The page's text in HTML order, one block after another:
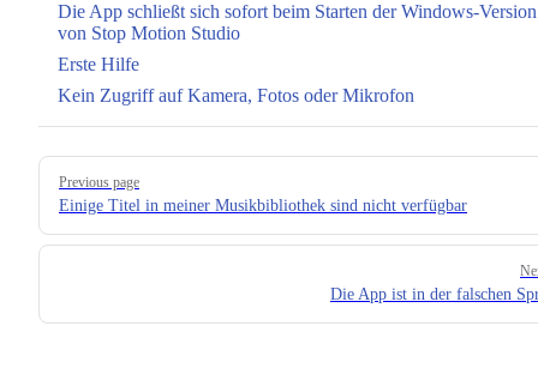
Die App schließt sich sofort beim Starten der Windows-Version
von Stop Motion Studio
Erste Hilfe
Kein Zugriff auf Kamera, Fotos oder Mikrofon
Pager
Previous page
Einige Titel in meiner Musikbibliothek sind nicht verfügbar
Die App ist in der falschen